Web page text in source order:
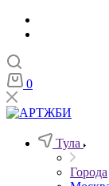
0
Тула
Города